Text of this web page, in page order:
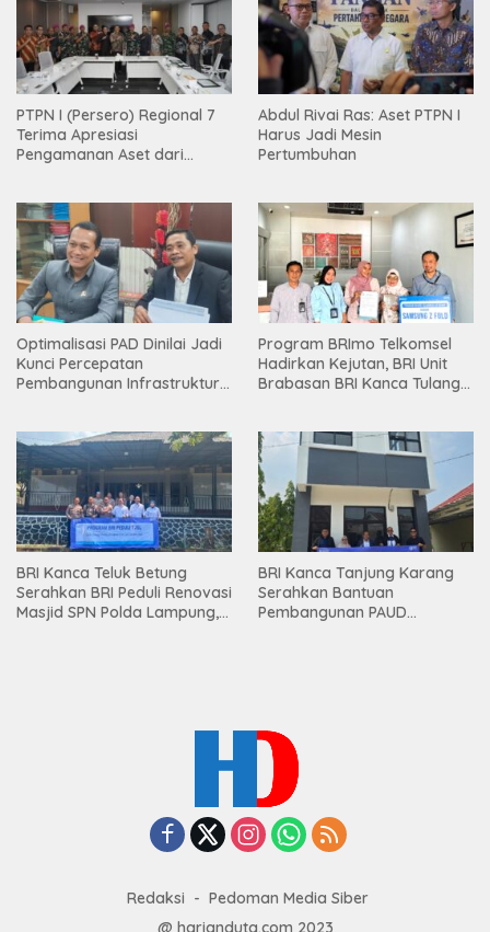
PTPN I (Persero) Regional 7
Terima Apresiasi
Pengamanan Aset dari
Abdul Rivai Ras: Aset PTPN I
Harus Jadi Mesin
Pertumbuhan
Optimalisasi PAD Dinilai Jadi
Kunci Percepatan
Pembangunan Infrastruktur
Program BRImo Telkomsel
Hadirkan Kejutan, BRI Unit
Brabasan BRI Kanca Tulang
Mesuji
BRI Kanca Teluk Betung
Serahkan BRI Peduli Renovasi
Masjid SPN Polda Lampung,
BRI Kanca Tanjung Karang
Serahkan Bantuan
Pembangunan PAUD
Redaksi
Pedoman Media Siber
@ harianduta.com 2023